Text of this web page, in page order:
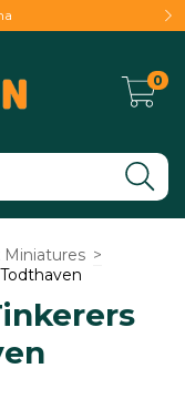
0
Miniatures >